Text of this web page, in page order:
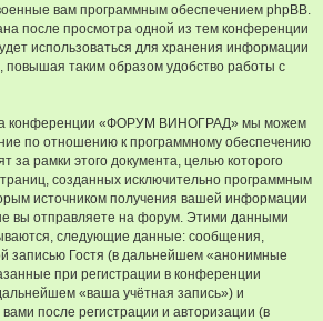
вам программным обеспечением phpBB.
после просмотра одной из тем конференции
использоваться для хранения информации
повышая таким образом удобство работы с
конференции «ФОРУМ ВИНОГРАД» мы можем
по отношению к программному обеспечению
за рамки этого документа, целью которого
созданных исключительно программным
источником получения вашей информации
вы отправляете на форум. Этими данными
следующие данные: сообщения,
записью Гостя (в дальнейшем «анонимные
при регистрации в конференции
«ваша учётная запись») и
после регистрации и авторизации (в